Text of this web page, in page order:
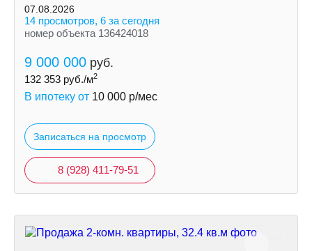
07.08.2026
14 просмотров, 6 за сегодня
номер объекта 136424018
9 000 000 руб.
132 353 руб./м2
В ипотеку от 10 000 р/мес
Записаться на просмотр
8 (928) 411-79-51